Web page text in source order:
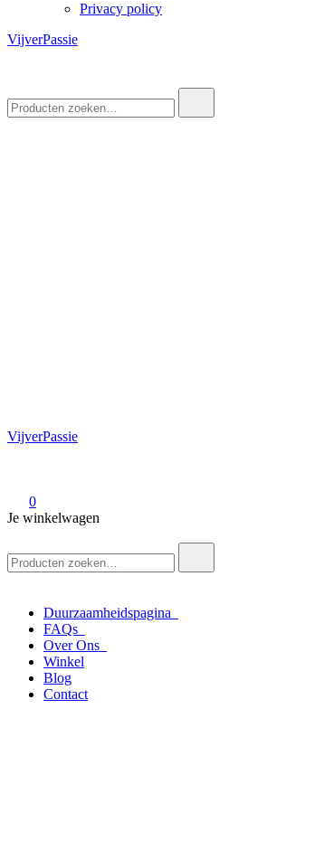
Privacy policy
VijverPassie
naar:
VijverPassie
0
Je winkelwagen
naar:
Duurzaamheidspagina
FAQs
Over Ons
Winkel
Blog
Contact